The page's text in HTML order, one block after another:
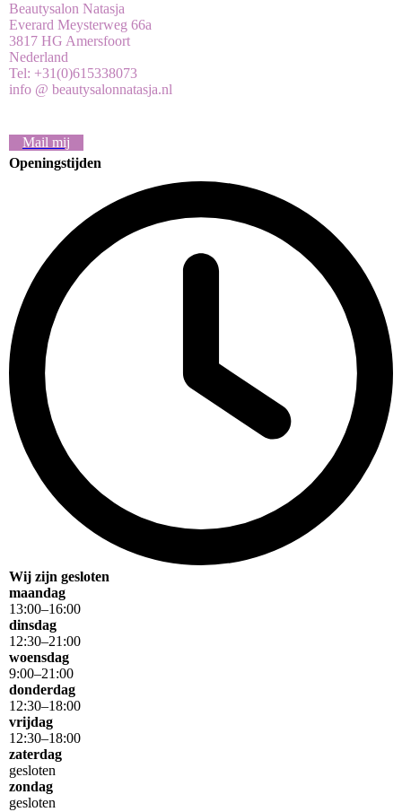
Beautysalon Natasja
Everard Meysterweg 66a
3817 HG Amersfoort
Nederland
Tel: +31(0)615338073
info @ beautysalonnatasja.nl
Mail mij
Openingstijden
Wij zijn gesloten
maandag
13:00–16:00
dinsdag
12:30–21 :00
woensdag
9:00–21 :00
donderdag
12:30–18:00
vrijdag
12:30–18:00
zaterdag
gesloten
zondag
gesloten